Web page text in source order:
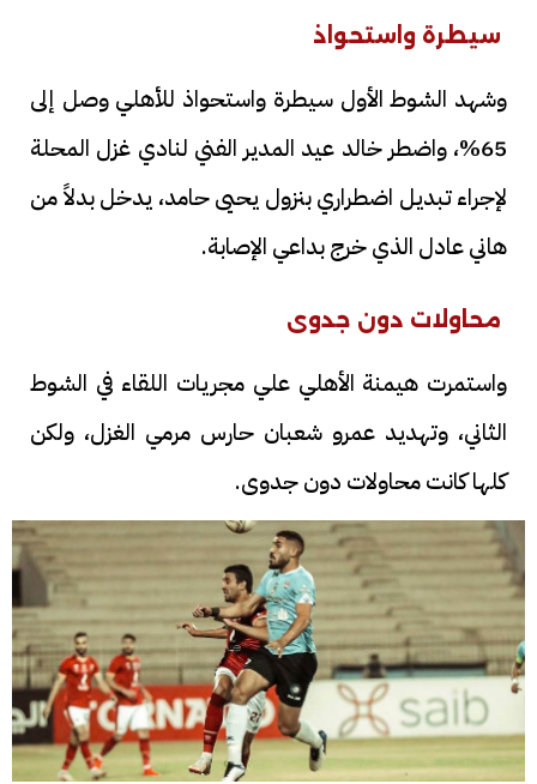
سيطرة واستحواذ
وشهد الشوط الأول سيطرة واستحواذ للأهلي وصل إلى
65%، واضطر خالد عيد المدير الفني لنادي غزل المحلة
لإجراء تبديل اضطراري بنزول يحيى حامد، يدخل بدلاً من
هاني عادل الذي خرج بداعي الإصابة.
محاولات دون جدوى
واستمرت هيمنة الأهلي علي مجريات اللقاء في الشوط
الثاني، وتهديد عمرو شعبان حارس مرمي الغزل، ولكن
كلها كانت محاولات دون جدوى.